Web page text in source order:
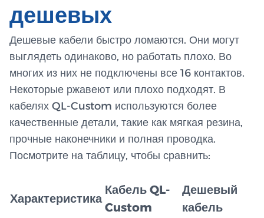
дешевых
Дешевые кабели быстро ломаются. Они могут
выглядеть одинаково, но работать плохо. Во
многих из них не подключены все 16 контактов.
Некоторые ржавеют или плохо подходят. В
кабелях QL-Custom используются более
качественные детали, такие как мягкая резина,
прочные наконечники и полная проводка.
Посмотрите на таблицу, чтобы сравнить:
Характеристика
Кабель QL-
Custom
Дешевый
кабель